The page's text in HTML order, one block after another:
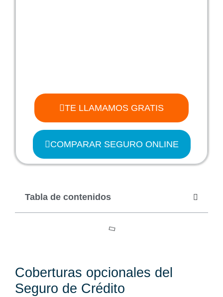
Coberturas opcionales del
Seguro de Crédito
TE LLAMAMOS GRATIS
COMPARAR SEGURO ONLINE
Tabla de contenidos